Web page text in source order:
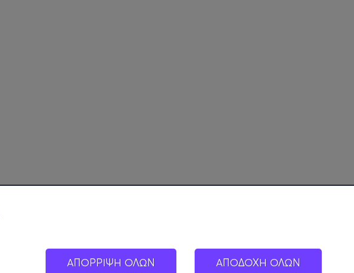
ΑΠΟΡΡΙΨΗ ΟΛΩΝ ΑΠΟΔΟΧΗ ΟΛΩΝ